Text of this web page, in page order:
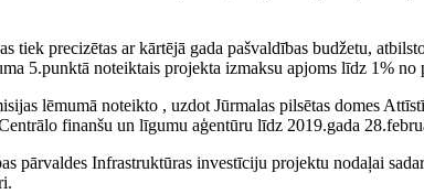
tiek precizētas ar kārtējā gada pašvaldības budžetu,
5.punktā noteiktais projekta izmaksu apjoms līdz 1%
lēmumā noteikto , uzdot Jūrmalas pilsētas domes
finanšu un līgumu aģentūru līdz 2019.gada
pārvaldes Infrastruktūras investīciju projektu nodaļai